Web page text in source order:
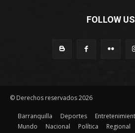
FOLLOW US
© Derechos reservados 2026
Barranquilla Deportes
Mundo
Nacional Política Regional